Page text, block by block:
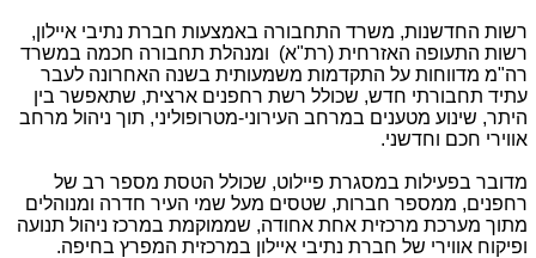
רשות החדשנות, משרד התחבורה באמצעות חברת נתיבי איילון,
רשות התעופה האזרחית (רת"א) ומנהלת תחבורה חכמה במשרד
רה"מ מדווחות על התקדמות משמעותית בשנה האחרונה לעבר
עתיד תחבורתי חדש, שכולל רשת רחפנים ארצית, שתאפשר בין
היתר, שינוע מטענים במרחב העירוני-מטרופוליני, תוך ניהול מרחב
אווירי חכם וחדשני.
מדובר בפעילות במסגרת פיילוט, שכולל הטסת מספר רב של
רחפנים, ממספר חברות, שטסים מעל שמי העיר חדרה ומנוהלים
מתוך מערכת מרכזית אחת אחודה, שממוקמת במרכז ניהול תנועה
ופיקוח אווירי של חברת נתיבי איילון במרכזית המפרץ בחיפה.